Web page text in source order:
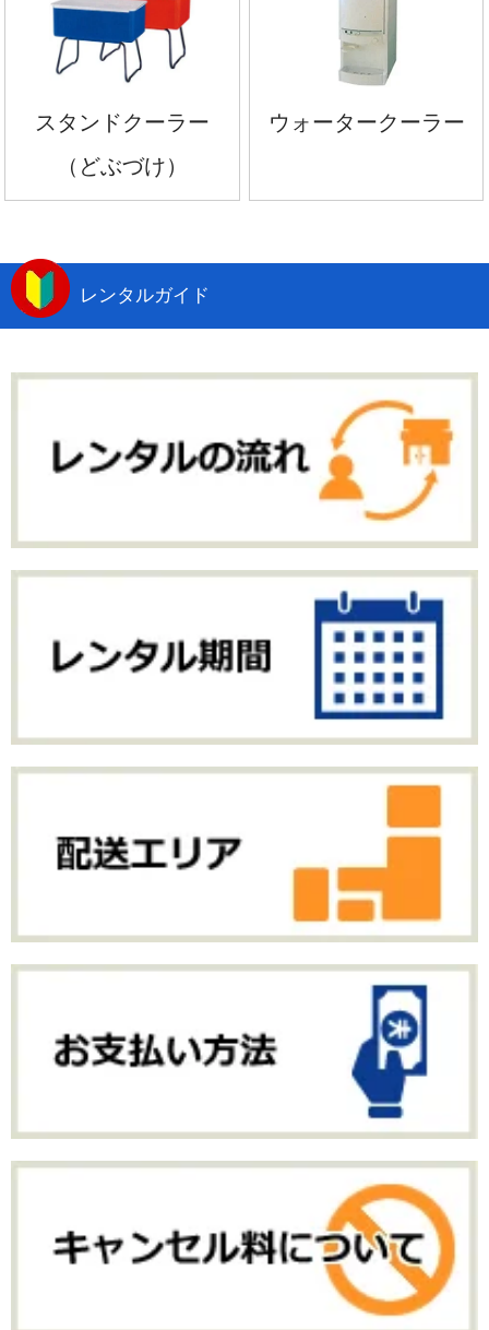
スタンドクーラー
（どぶづけ）
ウォータークーラー
レンタルガイド